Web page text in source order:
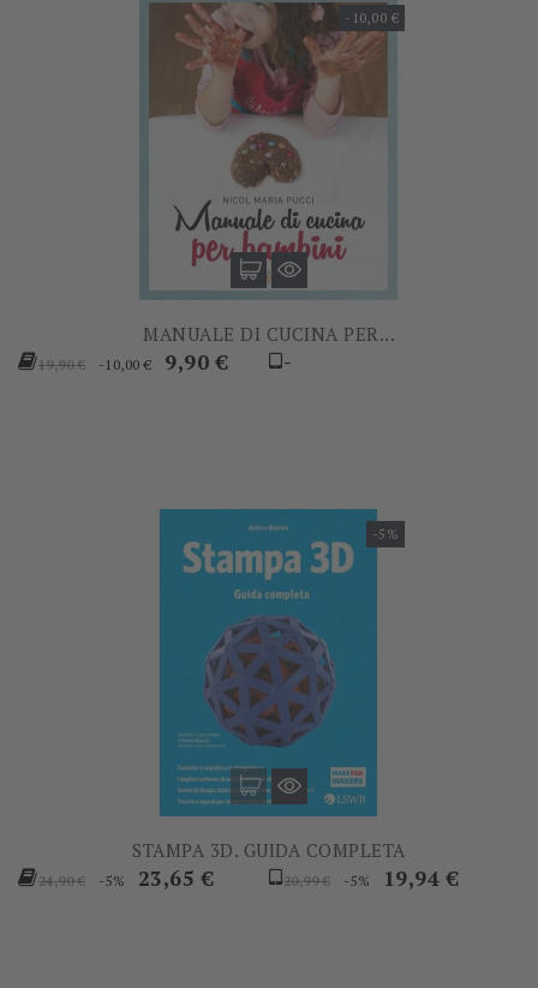
-10,00 €
MANUALE DI CUCINA PER...
Prezzo
19,90 € -10,00 € Prezzo
9,90 € -
-5%
STAMPA 3D. GUIDA COMPLETA
Prezzo
24,90 € -5% Prezzo
23,65 €
Prezzo
20,99 € -5% Prezzo
19,94 €